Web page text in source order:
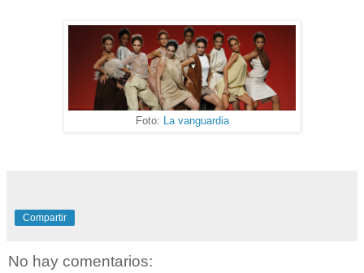
Foto: La vanguardia
Compartir
No hay comentarios: